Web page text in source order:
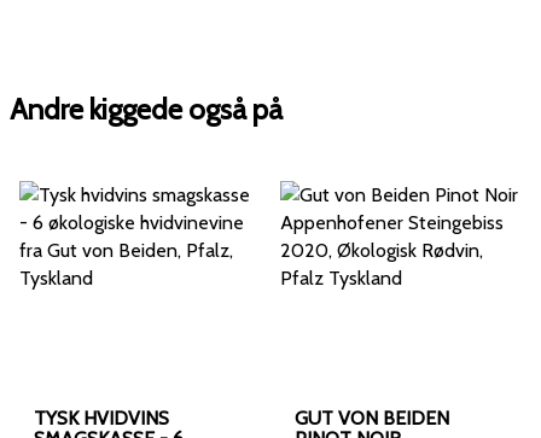
Andre kiggede også på
TYSK HVIDVINS
GUT VON BEIDEN